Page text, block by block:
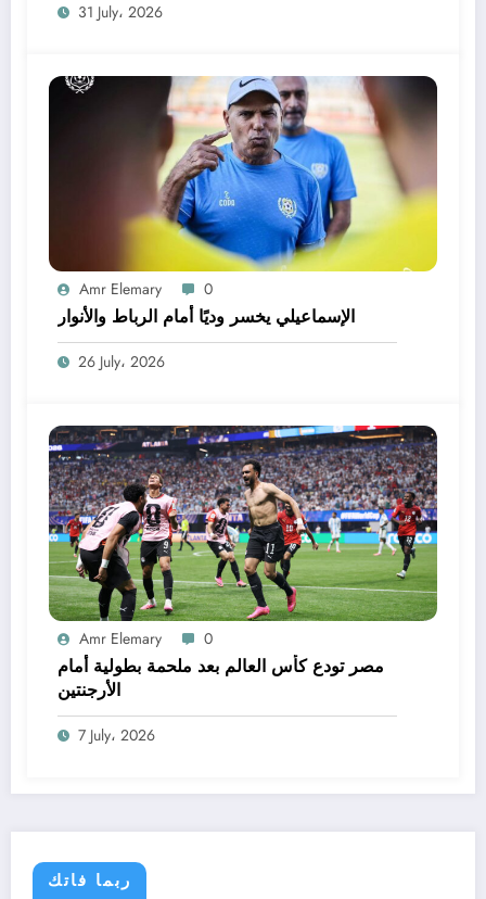
31 July، 2026
Amr Elemary 0
الإسماعيلي يخسر وديًا أمام الرباط والأنوار
26 July، 2026
Amr Elemary 0
مصر تودع كأس العالم بعد ملحمة بطولية أمام
الأرجنتين
7 July، 2026
ربما فاتك